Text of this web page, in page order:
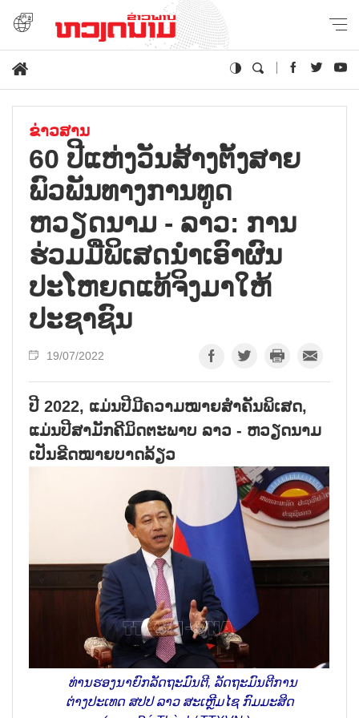
ຂ່າວສານ
60 ປີແຫ່ງວັນສ້າງຕັ້ງສາຍ
ພົວພັນທາງການທູດ
ຫວຽດນາມ - ລາວ: ການ
ຮ່ວມມືພິເສດນຳເອົາຜົນ
ປະໂຫຍດແທ້ຈິງມາໃຫ້
ປະຊາຊົນ
19/07/2022
ປີ 2022, ແມ່ນປີມີຄວາມໝາຍສຳຄັນພິເສດ,
ແມ່ນປີສາມັກຄີມິດຕະພາບ ລາວ - ຫວຽດນາມ
ເປັນຂີດໝາຍບາດລ້ຽວ
ທ່ານຮອງນາຍົກລັດຖະມົນຕີ, ລັດຖະມົນຕີການ
ຕ່າງປະເທດ ສປປ ລາວ ສະເຫຼີມໄຊ ກົມມະສິດ